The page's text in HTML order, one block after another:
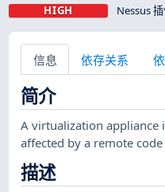
HIGH Nessus
信息 依存关系
简介
A virtualization appliance
affected by a remote
描述